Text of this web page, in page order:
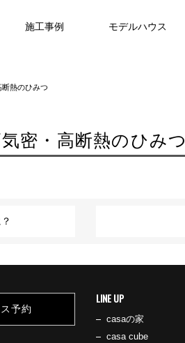
施工事例 モデルハウス
熱のひみつ
密・高断熱のひみつ
予約
LINE UP
casaの家
casa cube